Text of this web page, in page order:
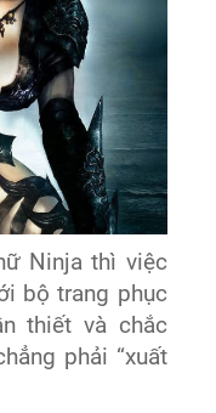
Ninja thì việc
bộ trang phục
thiết và chắc
phải “xuất